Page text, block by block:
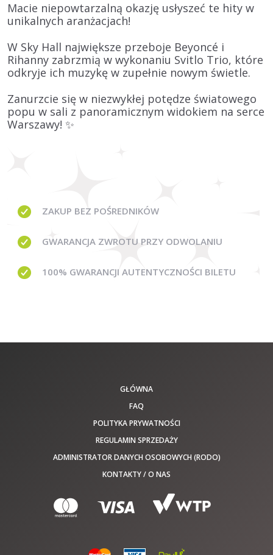
Macie niepowtarzalną okazję usłyszeć te hity w
unikalnych aranżacjach!
W Sky Hall największe przeboje Beyoncé i
Rihanny zabrzmią w wykonaniu Svitlo Trio, które
odkryje ich muzykę w zupełnie nowym świetle.
Zanurzcie się w niezwykłej potędze światowego
popu w sali z panoramicznym widokiem na serce
Warszawy! ✨
ZAKUP BEZ POŚREDNIKÓW
GWARANCJA ZWROTU PRZY ODWOLANIU
100% GWARANCJI AUTENTYCZNOŚCI BILETU
GŁÓWNA
FAQ
POLITYKA PRYWATNOŚCI
REGULAMIN SPRZEDAŻY
ADMINISTRATOR DANYCH OSOBOWYCH (RODO)
KONTAKTY / O NAS